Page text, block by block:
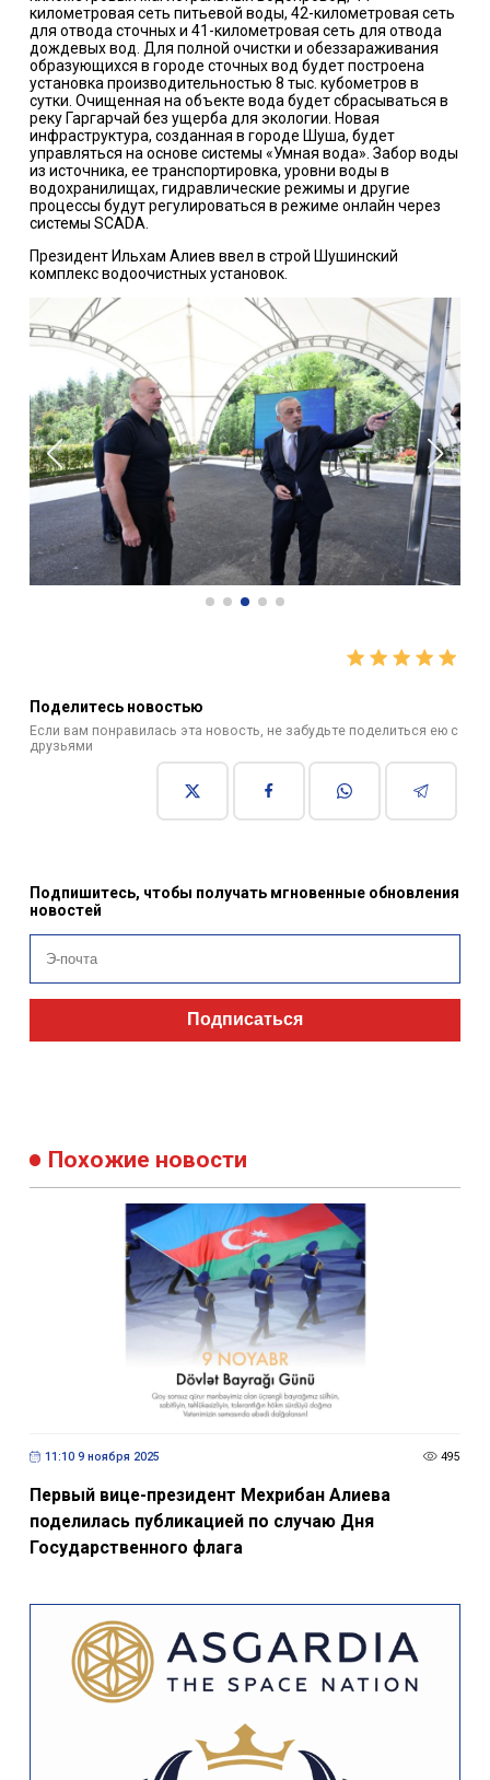
километровая сеть питьевой воды, 42-километровая сеть
для отвода сточных и 41-километровая сеть для отвода
дождевых вод. Для полной очистки и обеззараживания
образующихся в городе сточных вод будет построена
установка производительностью 8 тыс. кубометров в
сутки. Очищенная на объекте вода будет сбрасываться в
реку Гаргарчай без ущерба для экологии. Новая
инфраструктура, созданная в городе Шуша, будет
управляться на основе системы «Умная вода». Забор воды
из источника, ее транспортировка, уровни воды в
водохранилищах, гидравлические режимы и другие
процессы будут регулироваться в режиме онлайн через
системы SCADA.
Президент Ильхам Алиев ввел в строй Шушинский
комплекс водоочистных установок.
Поделитесь новостью
Если вам понравилась эта новость, не забудьте поделиться ею с
Подпишитесь, чтобы получать мгновенные обновления
новостей
Подписаться
Похожие новости
Первый вице-президент Мехрибан Алиева
поделилась публикацией по случаю Дня